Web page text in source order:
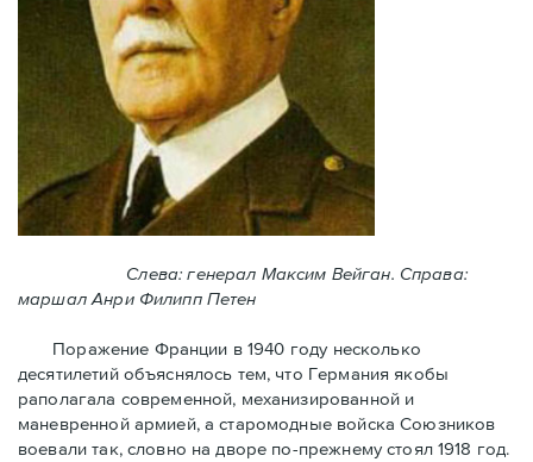
Слева: генерал Максим Вейган. Справа:
маршал Анри Филипп Петен
Поражение Франции в 1940 году несколько
десятилетий объяснялось тем, что Германия якобы
раполагала современной, механизированной и
маневренной армией, а старомодные войска Союзников
воевали так, словно на дворе по-прежнему стоял 1918 год.